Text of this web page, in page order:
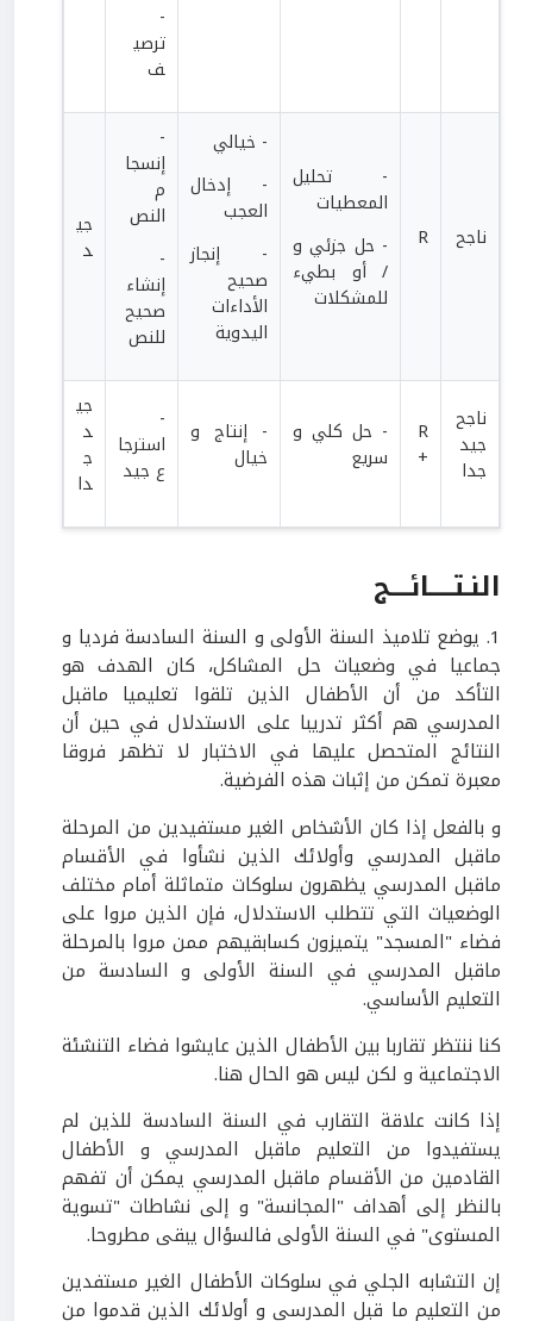
-
ترصي
ف
ناجح R
- تحليل
المعطيات
- حل جزئي و
/ أو بطيء
للمشكلات
- خيالي
- إدخال
العجب
- إنجاز
صحيح
الأداءات
اليدوية
-
إنسجا
م
النص
-
إنشاء
صحيح
للنص
جي
د
ناجح
جيد
جدا
R
+
- حل كلي و
سريع
- إنتاج و
خيال
-
استرجا
ع جيد
جي
د
ج
دا
النـتـــــائــــج
1. يوضع تلاميذ السنة الأولى و السنة السادسة فرديا و
جماعيا في وضعيات حل المشاكل، كان الهدف هو
التأكد من أن الأطفال الذين تلقوا تعليميا ماقبل
المدرسي هم أكثر تدريبا على الاستدلال في حين أن
النتائج المتحصل عليها في الاختبار لا تظهر فروقا
معبرة تمكن من إثبات هذه الفرضية.
و بالفعل إذا كان الأشخاص الغير مستفيدين من المرحلة
ماقبل المدرسي وأولائك الذين نشأوا في الأقسام
ماقبل المدرسي يظهرون سلوكات متماثلة أمام مختلف
الوضعيات التي تتطلب الاستدلال، فإن الذين مروا على
فضاء "المسجد" يتميزون كسابقيهم ممن مروا بالمرحلة
ماقبل المدرسي في السنة الأولى و السادسة من
التعليم الأساسي.
كنا ننتظر تقاربا بين الأطفال الذين عايشوا فضاء التنشئة
الاجتماعية و لكن ليس هو الحال هنا.
إذا كانت علاقة التقارب في السنة السادسة للذين لم
يستفيدوا من التعليم ماقبل المدرسي و الأطفال
القادمين من الأقسام ماقبل المدرسي يمكن أن تفهم
بالنظر إلى أهداف "المجانسة" و إلى نشاطات "تسوية
المستوى" في السنة الأولى فالسؤال يبقى مطروحا.
إن التشابه الجلي في سلوكات الأطفال الغير مستفدين
من التعليم ما قبل المدرسي و أولائك الذين قدموا من